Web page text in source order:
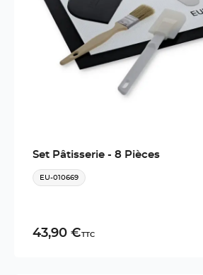
Set Pâtisserie - 8 Pièces
EU-010669
43,90 €TTC